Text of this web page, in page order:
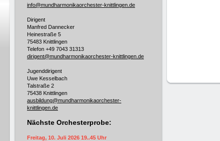
info@mundharmonikaorchester-knittlingen.de
Dirigent
Manfred Dannecker
Heinestraße 5
75483 Knittlingen
Telefon +49 7043 31313
dirigent@mundharmonikaorchester-knittlingen.de
Jugenddirigent
Uwe Kesselbach
Talstraße 2
75438 Knittlingen
ausbildung@mundharmonikaorchester-
knittlingen.de
Nächste Orchesterprobe:
Freitag, 10. Juli 2026 19..45 Uhr